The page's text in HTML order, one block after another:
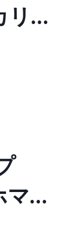
フ
転
の
め